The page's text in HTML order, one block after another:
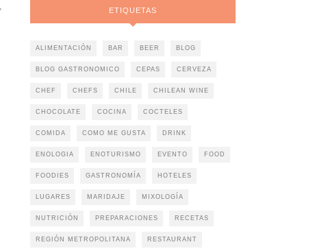
ETIQUETAS
ALIMENTACIÓN BAR BEER BLOG
BLOG GASTRONOMICO CEPAS CERVEZA
CHEF CHEFS CHILE CHILEAN WINE
CHOCOLATE COCINA COCTELES
COMIDA COMO ME GUSTA DRINK
ENOLOGIA ENOTURISMO EVENTO FOOD
FOODIES GASTRONOMÍA HOTELES
LUGARES MARIDAJE MIXOLOGÍA
NUTRICIÓN PREPARACIONES RECETAS
REGIÓN METROPOLITANA RESTAURANT